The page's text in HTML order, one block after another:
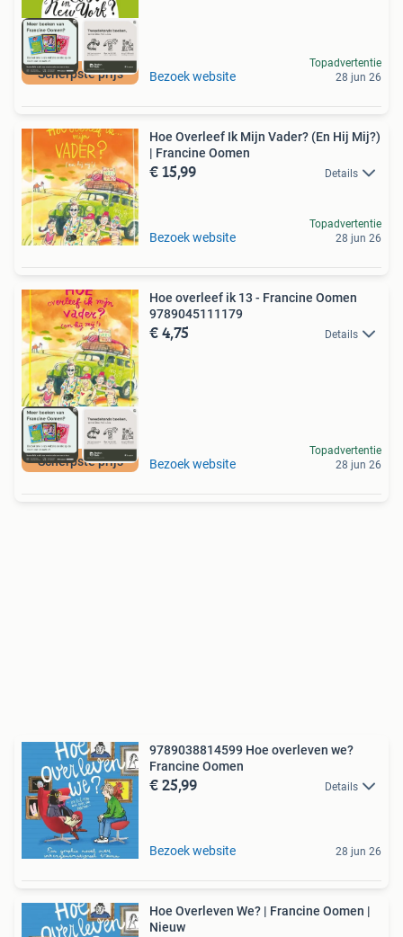
Scherpste prijs Bezoek website
Topadvertentie
28 jun 26
Hoe Overleef Ik Mijn Vader? (En Hij Mij?)
| Francine Oomen
€ 15,99 Details
Bezoek website
Topadvertentie
28 jun 26
Scherpste prijs
Hoe overleef ik 13 - Francine Oomen
9789045111179
€ 4,75 Details
Bezoek website
Topadvertentie
28 jun 26
9789038814599 Hoe overleven we?
Francine Oomen
€ 25,99 Details
Bezoek website 28 jun 26
Hoe Overleven We? | Francine Oomen |
Nieuw